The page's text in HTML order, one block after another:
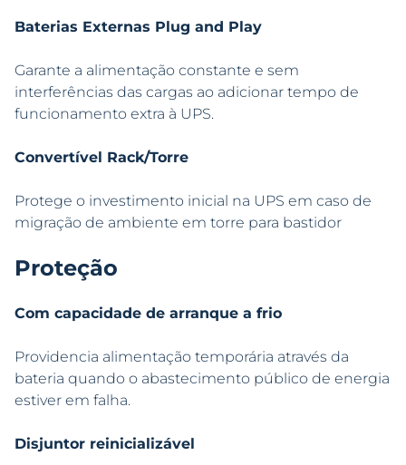
Baterias Externas Plug and Play
Garante a alimentação constante e sem
interferências das cargas ao adicionar tempo de
funcionamento extra à UPS.
Convertível Rack/Torre
Protege o investimento inicial na UPS em caso de
migração de ambiente em torre para bastidor
Proteção
Com capacidade de arranque a frio
Providencia alimentação temporária através da
bateria quando o abastecimento público de energia
estiver em falha.
Disjuntor reinicializável